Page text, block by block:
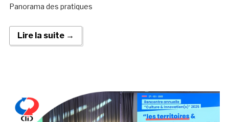
Panorama des pratiques
Lire la suite →